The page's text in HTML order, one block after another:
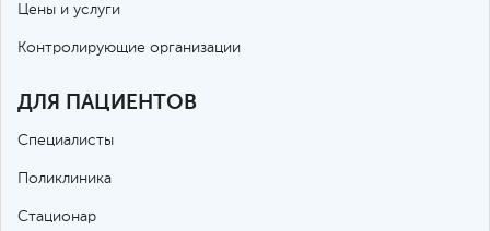
Цены и услуги
Контролирующие организации
ДЛЯ ПАЦИЕНТОВ
Специалисты
Поликлиника
Стационар